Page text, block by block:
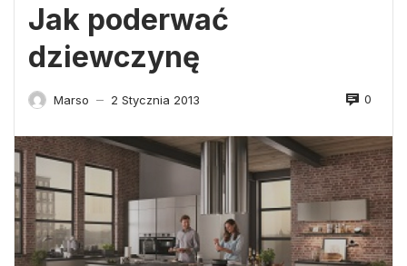
Jak poderwać
dziewczynę
Marso — 2 Stycznia 2013 0